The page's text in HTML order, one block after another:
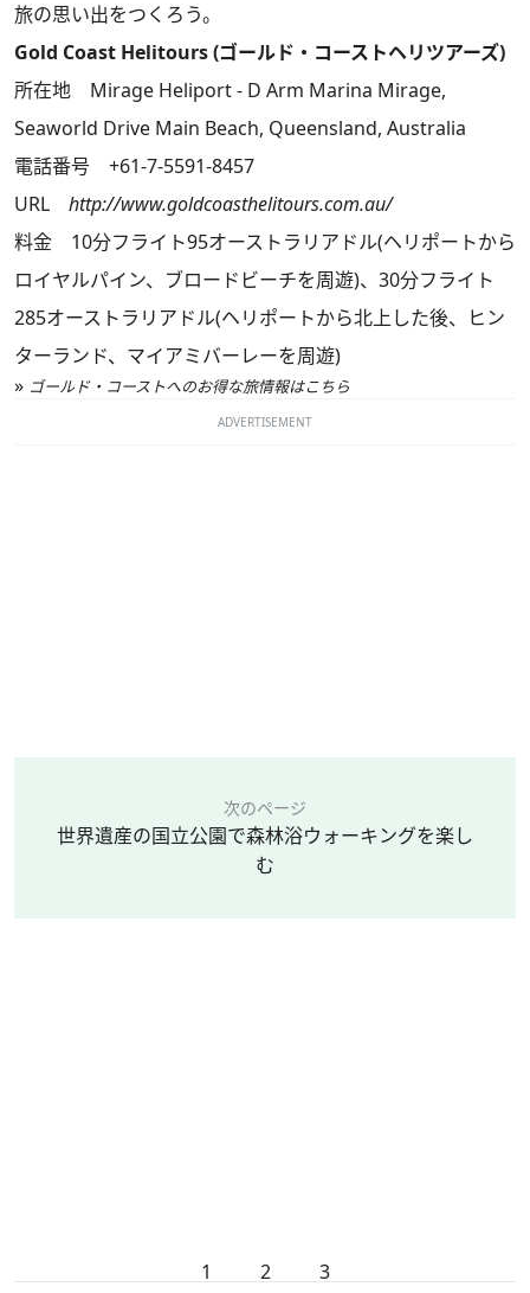
旅の思い出をつくろう。
Gold Coast Helitours (ゴールド・コーストヘリツアーズ)
所在地 Mirage Heliport - D Arm Marina Mirage,
Seaworld Drive Main Beach, Queensland, Australia
電話番号 +61-7-5591-8457
URL http://www.goldcoasthelitours.com.au/
料金 10分フライト95オーストラリアドル(ヘリポートから
ロイヤルパイン、ブロードビーチを周遊)、30分フライト
285オーストラリアドル(ヘリポートから北上した後、ヒン
ターランド、マイアミバーレーを周遊)
» ゴールド・コーストへのお得な旅情報はこちら
ADVERTISEMENT
次のページ
世界遺産の国立公園で森林浴ウォーキングを楽し
む
1 2 3